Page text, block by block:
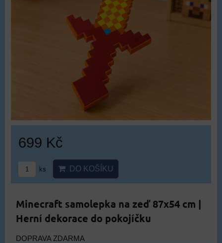
699 Kč
ks DO KOŠÍKU
Minecraft samolepka na zeď 87x54 cm |
Herní dekorace do pokojíčku
DOPRAVA ZDARMA